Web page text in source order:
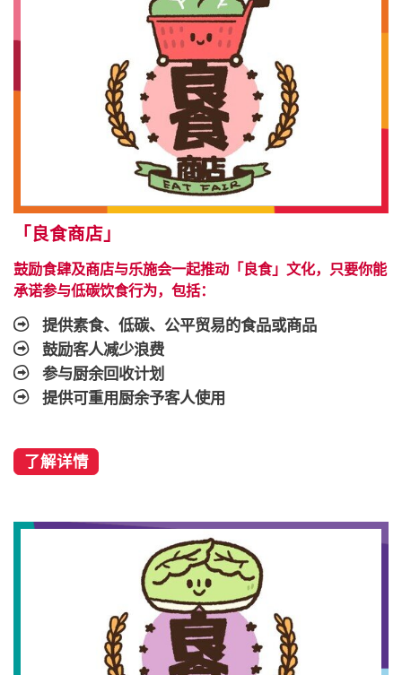
「良食商店」
鼓励食肆及商店与乐施会一起推动「良食」文化，只要你能
承诺参与低碳饮食行为，包括：
提供素食、低碳、公平贸易的食品或商品
鼓励客人减少浪费
参与厨余回收计划
提供可重用厨余予客人使用
了解详情